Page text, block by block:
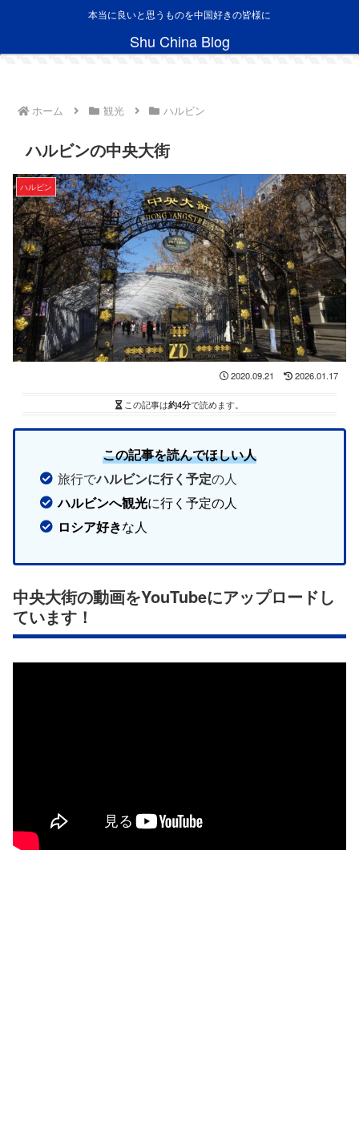
本当に良いと思うものを中国好きの皆様に
Shu China Blog
ホーム 観光 ハルビン
ハルビンの中央大街
ハルビン
2020.09.21 2026.01.17
この記事は約4分で読めます。
この記事を読んでほしい人
旅行でハルビンに行く予定の人
ハルビンへ観光に行く予定の人
ロシア好きな人
中央大街の動画をYouTubeにアップロードし
ています！